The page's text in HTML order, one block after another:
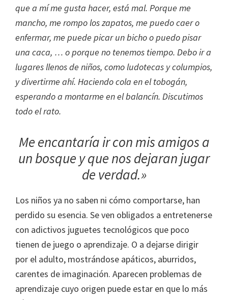
que a mí me gusta hacer, está mal. Porque me
mancho, me rompo los zapatos, me puedo caer o
enfermar, me puede picar un bicho o puedo pisar
una caca, … o porque no tenemos tiempo. Debo ir a
lugares llenos de niños, como ludotecas y columpios,
y divertirme ahí. Haciendo cola en el tobogán,
esperando a montarme en el balancín. Discutimos
todo el rato.
Me encantaría ir con mis amigos a
un bosque y que nos dejaran jugar
de verdad.»
Los niños ya no saben ni cómo comportarse, han
perdido su esencia. Se ven obligados a entretenerse
con adictivos juguetes tecnológicos que poco
tienen de juego o aprendizaje. O a dejarse dirigir
por el adulto, mostrándose apáticos, aburridos,
carentes de imaginación. Aparecen problemas de
aprendizaje cuyo origen puede estar en que lo más